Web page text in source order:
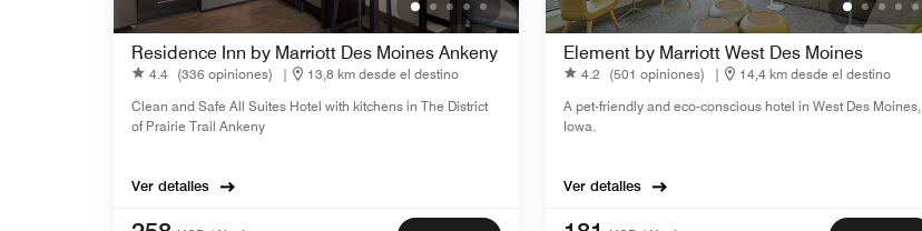
Residence Inn by Marriott Des Moines Ankeny
4.4 (336 opiniones) |
13,8 km desde el destino
Clean and Safe All Suites Hotel with kitchens in The District
of Prairie Trail Ankeny
Ver detalles
Element by Marriott West Des Moines
4.2 (501 opiniones) |
14,4 km desde el destino
A pet-friendly and eco-conscious hotel in West Des Moines,
Iowa.
Ver detalles